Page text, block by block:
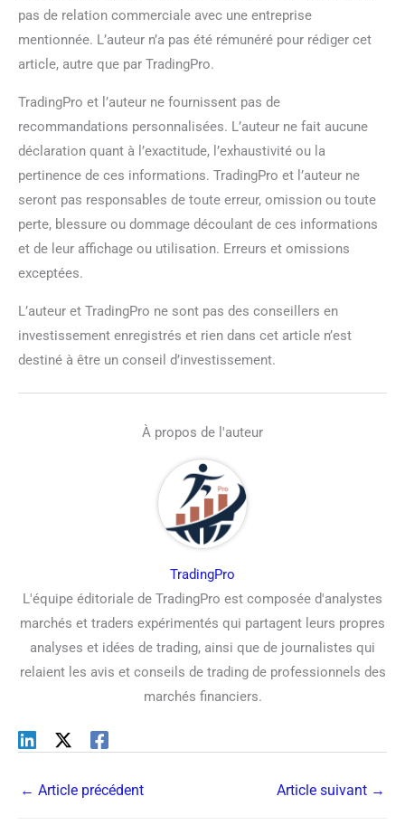
pas de relation commerciale avec une entreprise
mentionnée. L’auteur n’a pas été rémunéré pour rédiger cet
article, autre que par TradingPro.
TradingPro et l’auteur ne fournissent pas de
recommandations personnalisées. L’auteur ne fait aucune
déclaration quant à l’exactitude, l’exhaustivité ou la
pertinence de ces informations. TradingPro et l’auteur ne
seront pas responsables de toute erreur, omission ou toute
perte, blessure ou dommage découlant de ces informations
et de leur affichage ou utilisation. Erreurs et omissions
exceptées.
L’auteur et TradingPro ne sont pas des conseillers en
investissement enregistrés et rien dans cet article n’est
destiné à être un conseil d’investissement.
À propos de l'auteur
TradingPro
L'équipe éditoriale de TradingPro est composée d'analystes
marchés et traders expérimentés qui partagent leurs propres
analyses et idées de trading, ainsi que de journalistes qui
relaient les avis et conseils de trading de professionnels des
marchés financiers.
← Article précédent Article suivant →